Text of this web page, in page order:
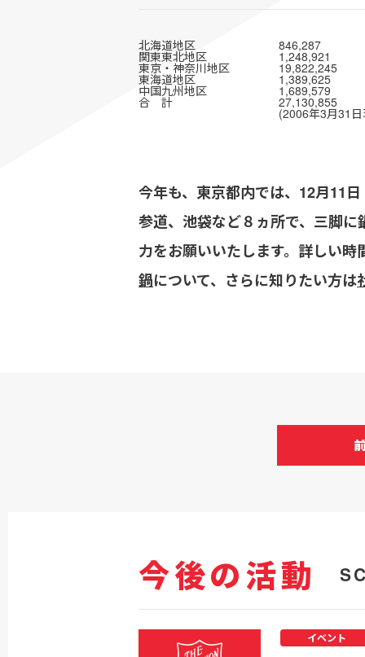
北海道地区 846,287
関東東北地区 1,248,921
東京・神奈川地区 19,822,245
東海道地区 1,389,625
中国九州地区 1,689,579
合 計 27,130,855
(2006年3月31
今年も、東京都内では、12月11
参道、池袋など８ヵ所で、三脚
力をお願いいたします。詳しい時
鍋について、さらに知りたい方は
今後の活動
イベント